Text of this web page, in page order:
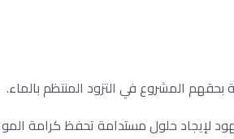
المشروع في التزود المنتظم بالماء.
لإيجاد حلول مستدامة تحفظ كرامة